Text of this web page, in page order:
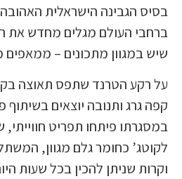
בסיס הגבינה הישראלית האהובה.
ברחבי העולם מגלים מחדש את
שיש במגוון מתכונים – ממאפים
על רקע הטרנד שתפס תאוצה
קפה גרג ותנובה יוצאים בשיתוף
במסגרתו פיתחו תפריט חווייתי,
לקוטג’ כחומר גלם מגוון,
וקרות שניתן להכין בכל שעות